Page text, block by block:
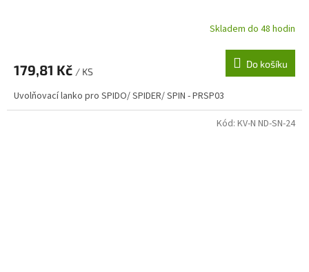
Skladem do 48 hodin
179,81 Kč / KS
Do košíku
Uvolňovací lanko pro SPIDO/ SPIDER/ SPIN - PRSP03
Kód: KV-N ND-SN-24